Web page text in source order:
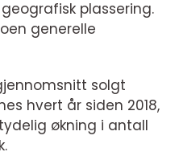
plassering.
generelle
solgt
hvert år siden 2018,
økning i antall